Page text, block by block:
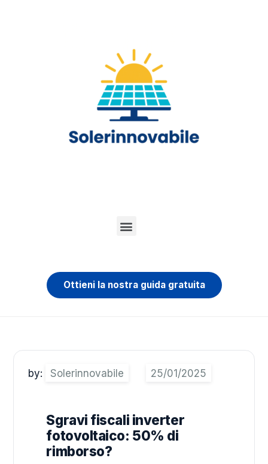
Ottieni la nostra guida gratuita
by: Solerinnovabile
Sgravi fiscali inverter
fotovoltaico: 50% di
rimborso?